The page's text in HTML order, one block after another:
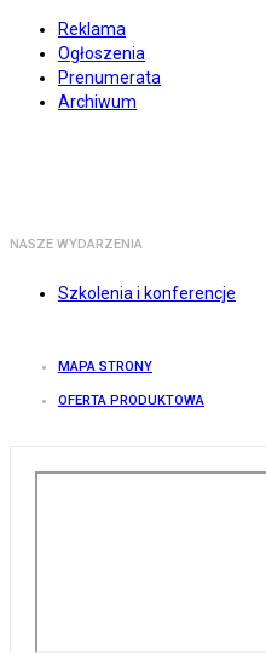
Reklama
Ogłoszenia
Prenumerata
Archiwum
NASZE WYDARZENIA
Szkolenia i konferencje
MAPA STRONY
OFERTA PRODUKTOWA